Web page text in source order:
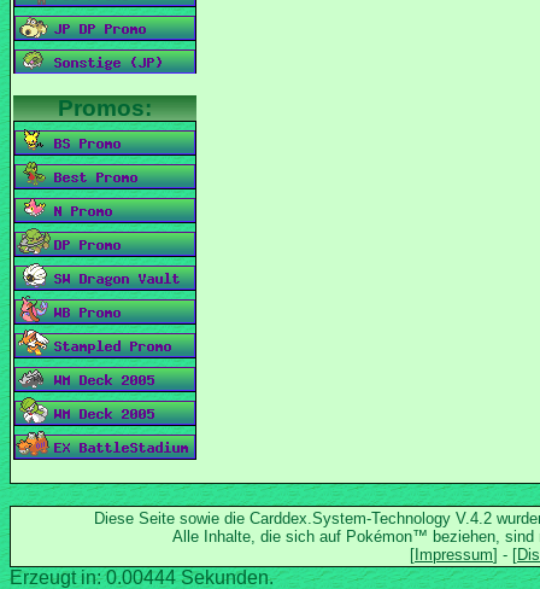
Diese Seite sowie die Carddex.System-Technology V.4.2
Alle Inhalte, die sich auf Pokémon™ beziehen, sind
Erzeugt in: 0.00444 Sekunden.